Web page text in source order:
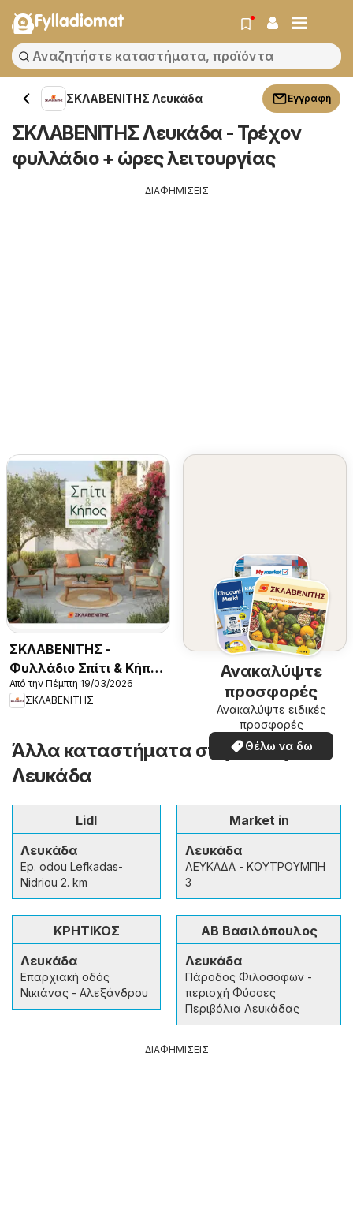
Fylladiomat
ΣΚΛΑΒΕΝΙΤΗΣ Λευκάδα Εγγραφή
ΣΚΛΑΒΕΝΙΤΗΣ Λευκάδα - Τρέχον
φυλλάδιο + ώρες λειτουργίας
ΔΙΑΦΗΜΙΣΕΙΣ
ΣΚΛΑΒΕΝΙΤΗΣ -
Φυλλάδιο Σπίτι & Κήπος
2026
Από την Πέμπτη 19/03/2026
ΣΚΛΑΒΕΝΙΤΗΣ
Ανακαλύψτε
προσφορές
Ανακαλύψτε ειδικές
προσφορές
Θέλω να δω
Άλλα καταστήματα στην πόλη
Λευκάδα
Lidl
Λευκάδα
Ep. odou Lefkadas-
Nidriou 2. km
Market in
Λευκάδα
ΛΕΥΚΑΔΑ - ΚΟΥΤΡΟΥΜΠΗ
3
ΚΡΗΤΙΚΟΣ
Λευκάδα
Επαρχιακή οδός
Νικιάνας - Αλεξάνδρου
ΑΒ Βασιλόπουλος
Λευκάδα
Πάροδος Φιλοσόφων -
περιοχή Φύσσες
Περιβόλια Λευκάδας
ΔΙΑΦΗΜΙΣΕΙΣ